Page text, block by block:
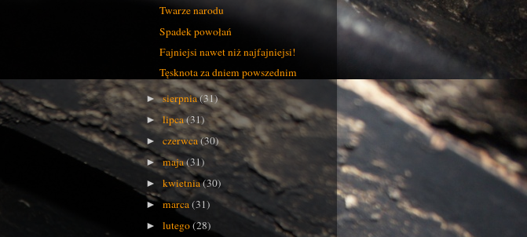
Twarze narodu
Spadek powołań
Fajniejsi nawet niż najfajniejsi!
Tęsknota za dniem powszednim
►sierpnia(31)
►lipca(31)
►czerwca(30)
►maja(31)
►kwietnia(30)
►marca(31)
►lutego(28)